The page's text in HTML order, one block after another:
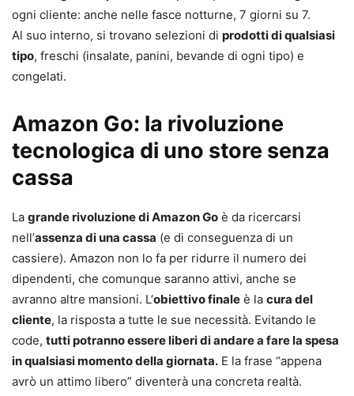
ogni cliente: anche nelle fasce notturne, 7 giorni su 7.
Al suo interno, si trovano selezioni di prodotti di qualsiasi
tipo, freschi (insalate, panini, bevande di ogni tipo) e
congelati.
Amazon Go: la rivoluzione
tecnologica di uno store senza
cassa
La grande rivoluzione di Amazon Go è da ricercarsi
nell’assenza di una cassa (e di conseguenza di un
cassiere). Amazon non lo fa per ridurre il numero dei
dipendenti, che comunque saranno attivi, anche se
avranno altre mansioni. L’obiettivo finale è la cura del
cliente, la risposta a tutte le sue necessità. Evitando le
code, tutti potranno essere liberi di andare a fare la spesa
in qualsiasi momento della giornata. E la frase “appena
avrò un attimo libero” diventerà una concreta realtà.